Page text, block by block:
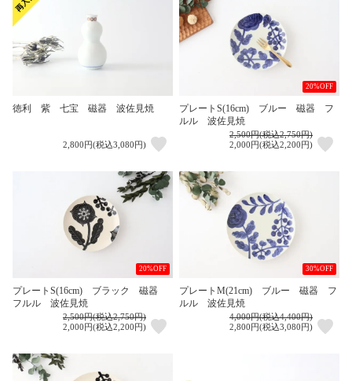
徳利 紫 七宝 磁器 波佐見焼
2,800円(税込3,080円)
20%OFF
プレートS(16cm) ブルー 磁器 フ
ルル 波佐見焼
2,500円(税込2,750円)
2,000円(税込2,200円)
20%OFF
プレートS(16cm) ブラック 磁器
フルル 波佐見焼
2,500円(税込2,750円)
2,000円(税込2,200円)
30%OFF
プレートM(21cm) ブルー 磁器 フ
ルル 波佐見焼
4,000円(税込4,400円)
2,800円(税込3,080円)